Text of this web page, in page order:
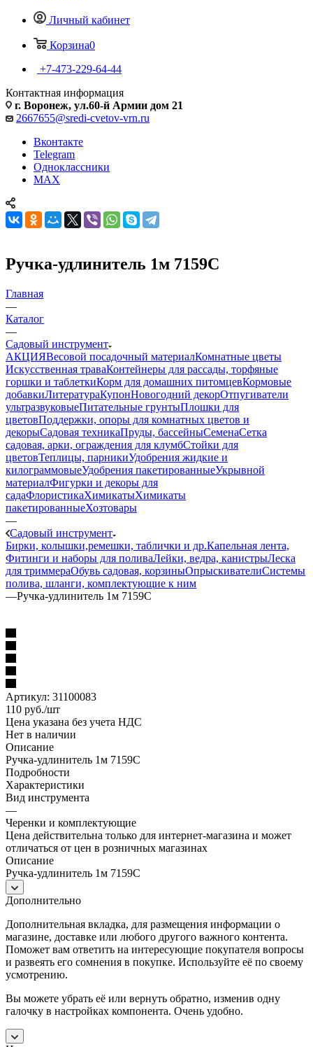
Личный кабинет
Корзина0
+7-473-229-64-44
Контактная информация
г. Воронеж, ул.60-й Армии дом 21
2667655@sredi-cvetov-vrn.ru
Вконтакте
Telegram
Одноклассники
MAX
Ручка-удлинитель 1м 7159С
Главная
—
Каталог
—
Садовый инструмент
АКЦИЯВесовой посадочный материалКомнатные цветы
Искусственная траваКонтейнеры для рассады, торфяные
горшки и таблеткиКорм для домашних питомцевКормовые
добавкиЛитератураКупонНовогодний декорОтпугиватели
ультразвуковыеПитательные грунтыПлошки для
цветовПоддержки, опоры для комнатных цветов и
декорыСадовая техникаПруды, бассейныСеменаСетка
садовая, арки, ограждения для клумбСтойки для
цветовТеплицы, парникиУдобрения жидкие и
килограммовыеУдобрения пакетированныеУкрывной
материалФигурки и декоры для
садаФлористикаХимикатыХимикаты
пакетированныеХозтовары
—
Садовый инструмент
Бирки, колышки,ремешки, таблички и др.Капельная лента,
Фитинги и наборы для поливаЛейки, ведра, канистрыЛеска
для триммераОбувь садовая, корзиныОпрыскивателиСистемы
полива, шланги, комплектующие к ним
—Ручка-удлинитель 1м 7159С
Артикул: 31100083
110 руб./шт
Цена указана без учета НДС
Нет в наличии
Описание
Ручка-удлинитель 1м 7159С
Подробности
Характеристики
Вид инструмента
—
Черенки и комплектующие
Цена действительна только для интернет-магазина и может
отличаться от цен в розничных магазинах
Описание
Ручка-удлинитель 1м 7159С
Дополнительно
Дополнительная вкладка, для размещения информации о
магазине, доставке или любого другого важного контента.
Поможет вам ответить на интересующие покупателя вопросы
и развеять его сомнения в покупке. Используйте её по своему
усмотрению.
Вы можете убрать её или вернуть обратно, изменив одну
галочку в настройках компонента. Очень удобно.